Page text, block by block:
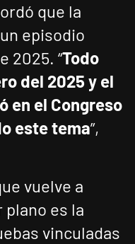
que la
episodio
2025. “Todo
del 2025 y el
en el Congreso
este tema”,
vuelve a
es la
vinculadas